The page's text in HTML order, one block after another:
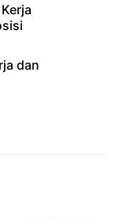
dan